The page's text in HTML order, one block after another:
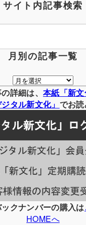
サイト内記事検索
月別の記事一覧
月
別
の
事
一
覧
詳細は、 本紙「新文
タル新文化」 でお
クナンバーの購入は
HOMEへ